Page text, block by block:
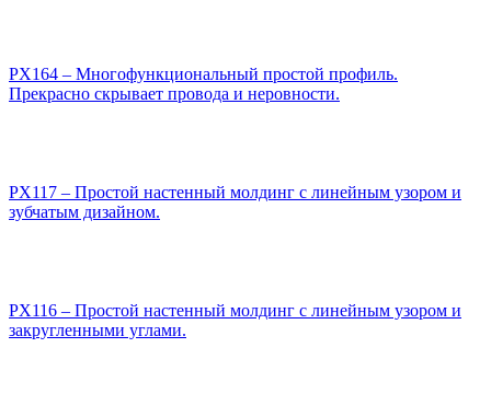
PX164 – Многофункциональный простой профиль.
Прекрасно скрывает провода и неровности.
PX117 – Простой настенный молдинг с линейным узором и
зубчатым дизайном.
PX116 – Простой настенный молдинг с линейным узором и
закругленными углами.